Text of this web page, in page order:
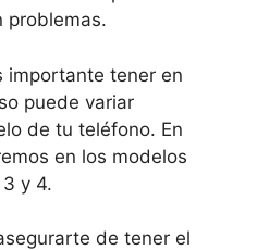
problemas.
importante tener en
puede variar
de tu teléfono. En
en los modelos
y 4.
de tener el